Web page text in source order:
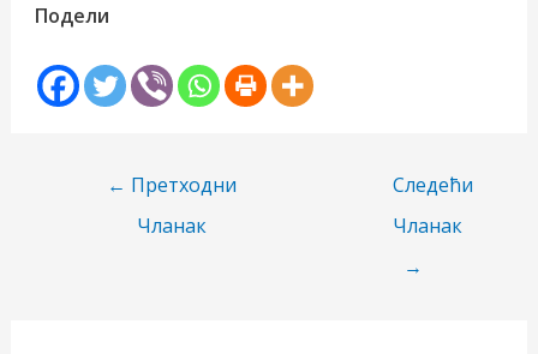
Подели
навигатион
← Претходни
Чланак
Следећи
Чланак
→